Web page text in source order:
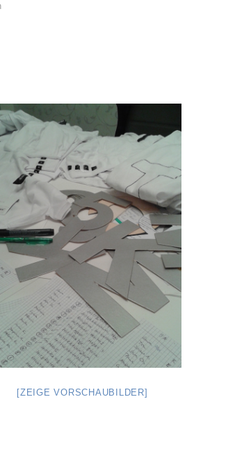
[ZEIGE VORSCHAUBILDER]